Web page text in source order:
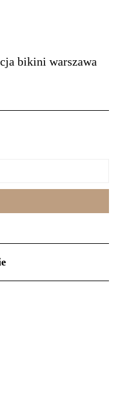
bikini warszawa